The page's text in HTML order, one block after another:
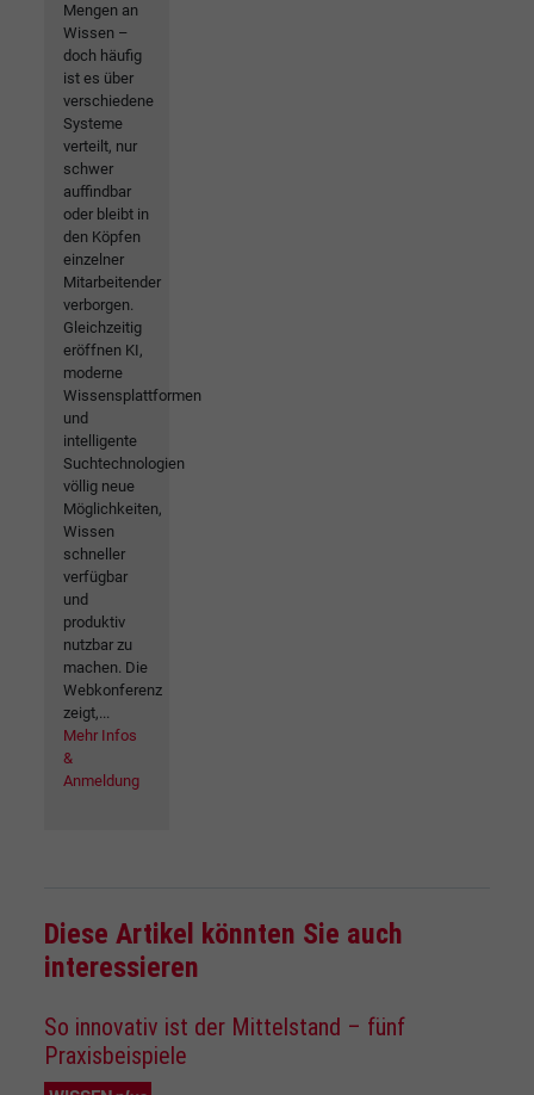
Mengen an
Wissen –
doch häufig
ist es über
verschiedene
Systeme
verteilt, nur
schwer
auffindbar
oder bleibt in
den Köpfen
einzelner
Mitarbeitender
verborgen.
Gleichzeitig
eröffnen KI,
moderne
Wissensplattformen
und
intelligente
Suchtechnologien
völlig neue
Möglichkeiten,
Wissen
schneller
verfügbar
und
produktiv
nutzbar zu
machen. Die
Webkonferenz
zeigt,...
Mehr Infos
&
Anmeldung
Diese Artikel könnten Sie auch
interessieren
So innovativ ist der Mittelstand – fünf
Praxisbeispiele